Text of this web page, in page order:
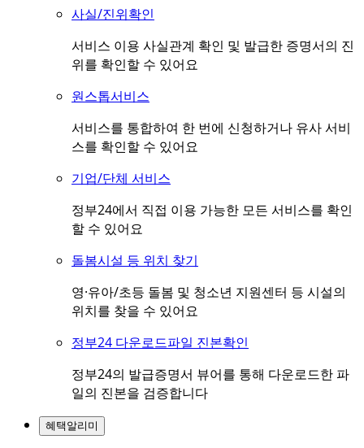
사실/진위확인
서비스 이용 사실관계 확인 및 발급한 증명서의 진
위를 확인할 수 있어요
원스톱서비스
서비스를 통합하여 한 번에 신청하거나 유사 서비
스를 확인할 수 있어요
기업/단체 서비스
정부24에서 직접 이용 가능한 모든 서비스를 확인
할 수 있어요
돌봄시설 등 위치 찾기
영·유아/초등 돌봄 및 청소년 지원센터 등 시설의
위치를 찾을 수 있어요
정부24 다운로드파일 진본확인
정부24의 발급증명서 뷰어를 통해 다운로드한 파
일의 진본을 검증합니다
혜택알리미